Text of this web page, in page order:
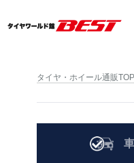
タイヤ・ホイール通販TOP